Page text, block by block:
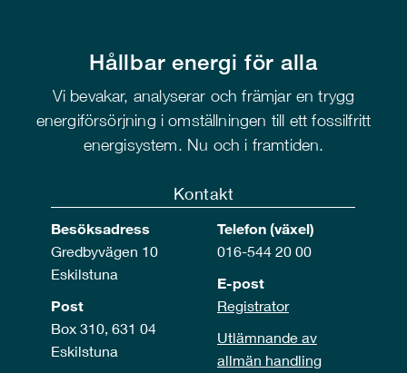
Hållbar energi för alla
Vi bevakar, analyserar och främjar en trygg
energiförsörjning i omställningen till ett fossilfritt
energisystem. Nu och i framtiden.
Kontakt
Besöksadress
Gredbyvägen 10
Eskilstuna
Post
Box 310, 631 04
Eskilstuna
Telefon (växel)
016-544 20 00
E-post
Registrator
Utlämnande av
allmän handling